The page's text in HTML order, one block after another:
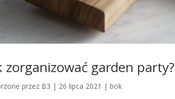
zorganizować garden party?
przez B3 | 26 lipca 2021 |bok